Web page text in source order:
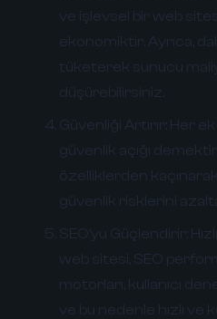
ve işlevsel bir web
ekonomiktir. Ayrıca,
tüketerek sunucu
düşürebilirsiniz.
Güvenliği Artırır: Her
güvenlik açığı
özelliklerden
güvenlik risklerini
SEO'yu Güçlendirir:
web sitesi, SEO
motorları, kullanıcı
ve bu nedenle hızlı ve